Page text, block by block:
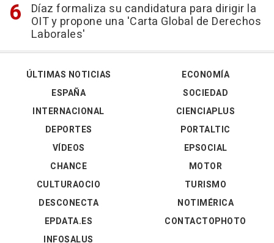
Díaz formaliza su candidatura para dirigir la
OIT y propone una 'Carta Global de Derechos
Laborales'
ÚLTIMAS NOTICIAS
ESPAÑA
INTERNACIONAL
DEPORTES
VÍDEOS
ECONOMÍA
SOCIEDAD
CIENCIAPLUS
PORTALTIC
EPSOCIAL
CHANCE
CULTURAOCIO
DESCONECTA
EPDATA.ES
INFOSALUS
MOTOR
TURISMO
NOTIMÉRICA
CONTACTOPHOTO